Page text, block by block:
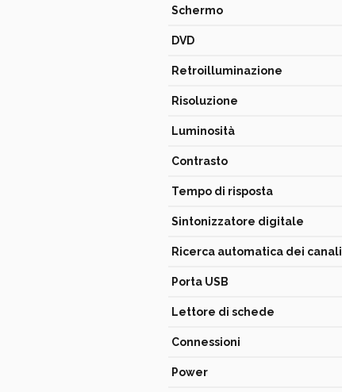
Schermo
DVD
Retroilluminazione
Risoluzione
Luminosità
Contrasto
Tempo di risposta
Sintonizzatore digitale
Ricerca automatica dei canali
Porta USB
Lettore di schede
Connessioni
Power